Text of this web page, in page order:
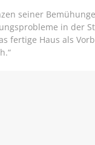
seiner
in der
fertige Haus als